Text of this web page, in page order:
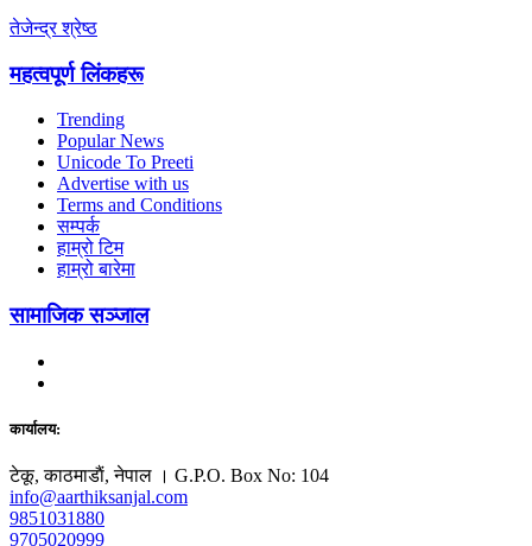
तेजेन्द्र श्रेष्ठ
महत्वपूर्ण लिंकहरू
Trending
Popular News
Unicode To Preeti
Advertise with us
Terms and Conditions
सम्पर्क
हाम्रो टिम
हाम्रो बारेमा
सामाजिक सञ्जाल
कार्यालय:
टेकू, काठमाडाैं, नेपाल । G.P.O. Box No: 104
info@aarthiksanjal.com
9851031880
9705020999